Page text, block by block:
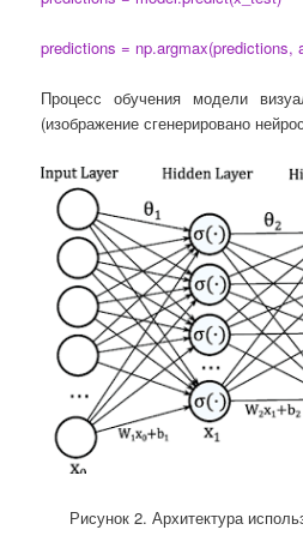
predictions = np.argmax(predictions,
Процесс обучения модели
(изображение сгенерировано
Рисунок 2. Архитектура